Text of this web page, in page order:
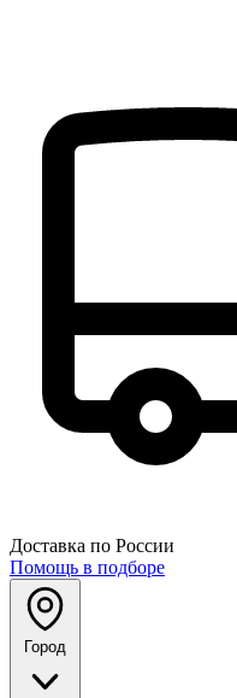
Доставка по России
Помощь в подборе
Город